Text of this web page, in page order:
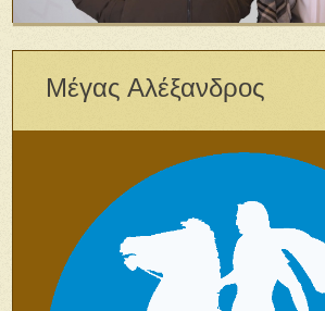
Μέγας Αλέξανδρος